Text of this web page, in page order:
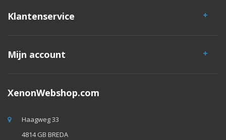
Klantenservice
Mijn account
XenonWebshop.com
Haagweg 33
4814 GB BREDA